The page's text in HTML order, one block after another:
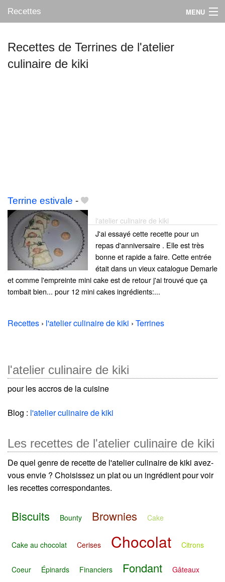
Recettes MENU
Mes blogs préférés
Recettes de Terrines de l'atelier
culinaire de kiki
Terrine estivale -
l'atelier culinaire de kiki
J'ai essayé cette recette pour un
repas d'anniversaire . Elle est très
bonne et rapide a faire. Cette entrée
était dans un vieux catalogue Demarle
et comme l'empreinte mini cake est de retour j'ai trouvé que ça
tombait bien... pour 12 mini cakes ingrédients:...
Recettes › l'atelier culinaire de kiki › Terrines
l'atelier culinaire de kiki
pour les accros de la cuisine
Blog : l'atelier culinaire de kiki
Les recettes de l'atelier culinaire de kiki
De quel genre de recette de l'atelier culinaire de kiki avez-
vous envie ? Choisissez un plat ou un ingrédient pour voir
les recettes correspondantes.
Biscuits Bounty Brownies Cake
Cake au chocolat Cerises Chocolat Citrons
Coeur Épinards Financiers Fondant Gâteaux